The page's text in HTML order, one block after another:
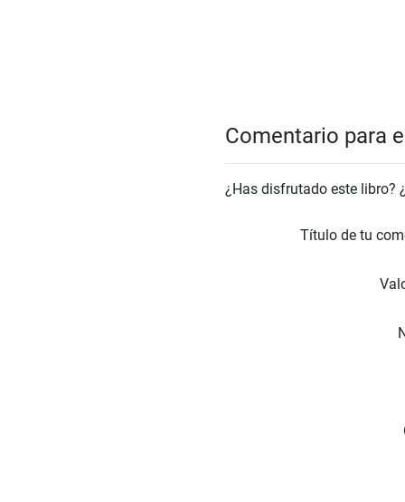
Comentario para
¿Has disfrutado este libro?
Título de tu